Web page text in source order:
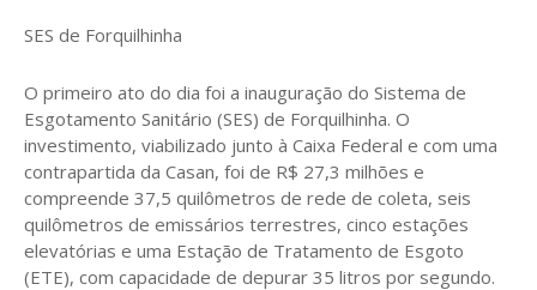
SES de Forquilhinha
O primeiro ato do dia foi a inauguração do Sistema de
Esgotamento Sanitário (SES) de Forquilhinha. O
investimento, viabilizado junto à Caixa Federal e com uma
contrapartida da Casan, foi de R$ 27,3 milhões e
compreende 37,5 quilômetros de rede de coleta, seis
quilômetros de emissários terrestres, cinco estações
elevatórias e uma Estação de Tratamento de Esgoto
(ETE), com capacidade de depurar 35 litros por segundo.